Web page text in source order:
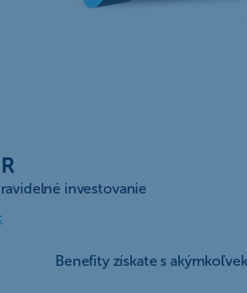
investovanie
Benefity získate s